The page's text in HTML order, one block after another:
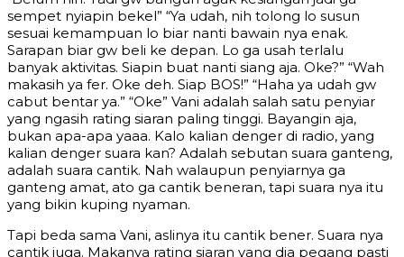
sempet nyiapin bekel” “Ya udah, nih tolong lo susun
sesuai kemampuan lo biar nanti bawain nya enak.
Sarapan biar gw beli ke depan. Lo ga usah terlalu
banyak aktivitas. Siapin buat nanti siang aja. Oke?” “Wah
makasih ya fer. Oke deh. Siap BOS!” “Haha ya udah gw
cabut bentar ya.” “Oke” Vani adalah salah satu penyiar
yang ngasih rating siaran paling tinggi. Bayangin aja,
bukan apa-apa yaaa. Kalo kalian denger di radio, yang
kalian denger suara kan? Adalah sebutan suara ganteng,
adalah suara cantik. Nah walaupun penyiarnya ga
ganteng amat, ato ga cantik beneran, tapi suara nya itu
yang bikin kuping nyaman.
Tapi beda sama Vani, aslinya itu cantik bener. Suara nya
cantik juga. Makanya rating siaran yang dia pegang pasti